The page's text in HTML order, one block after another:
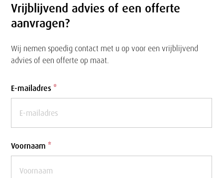
Vrijblijvend advies of een offerte
aanvragen?
Wij nemen spoedig contact met u op voor een vrijblijvend
advies of een offerte op maat.
Formulier
E-mailadres *
Voornaam *